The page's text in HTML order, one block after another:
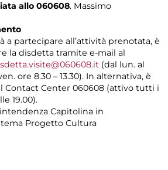
allo 060608. Massimo
a partecipare all’attività prenotata, è
la disdetta tramite e-mail al
(dal lun. al
ore 8.30 – 13.30). In alternativa, è
Contact Center 060608 (attivo tutti i
19.00).
Capitolina in
Progetto Cultura